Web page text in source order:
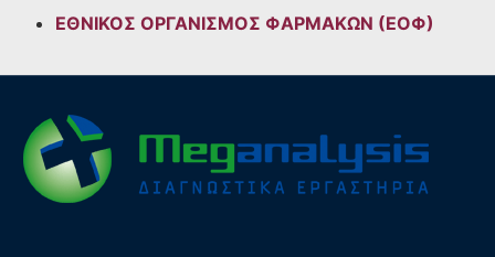
ΕΘΝΙΚΟΣ ΟΡΓΑΝΙΣΜΟΣ ΦΑΡΜΑΚΩΝ (ΕΟΦ)